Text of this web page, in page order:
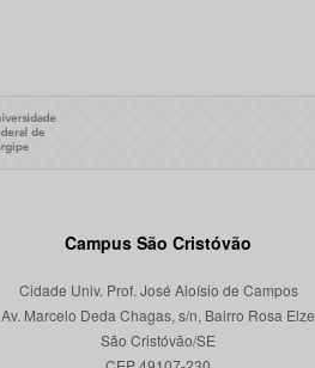
Campus São Cristóvão
Cidade Univ. Prof. José Aloísio de Campos
Av. Marcelo Deda Chagas, s/n, Bairro Rosa Elze
São Cristóvão/SE